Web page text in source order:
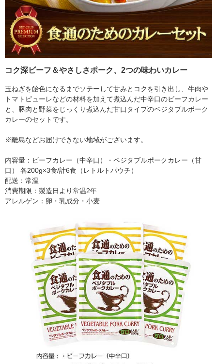
コク深ビーフ＆やさしさポーク、2つの味わいカレー
玉ねぎを飴色になるまでソテーして甘みとコクを引き出し、牛肉や
トマトピューレなどの材料を加えて煮込んだ中辛口のビーフカレー
と、豚肉と野菜をじっくり煮込んだ甘口タイプのベジタブルポーク
カレーのセットです。
※離島などお届けできない地域がございます。
内容量：ビーフカレー（中辛口）・ベジタブルポークカレー（甘
口） 各200g×3食/計6食（レトルトパウチ）
配送：常温
消費期限：製造日より常温2年
アレルゲン：卵・乳成分・小麦